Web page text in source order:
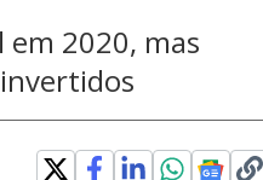
2020, mas